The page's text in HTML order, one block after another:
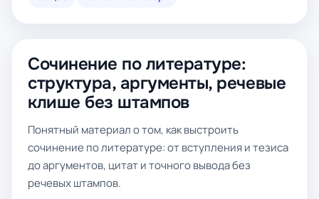
Сочинение по литературе:
структура, аргументы, речевые
клише без штампов
Понятный материал о том, как выстроить
сочинение по литературе: от вступления и тезиса
до аргументов, цитат и точного вывода без
речевых штампов.